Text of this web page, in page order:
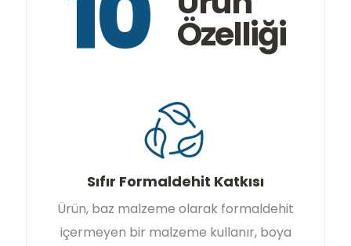
Özelliği
Sıfır Formaldehit Katkısı
Ürün, baz malzeme olarak formaldehit
içermeyen bir malzeme kullanır, boya